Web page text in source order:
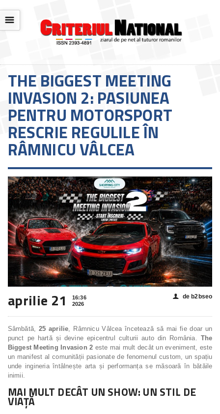
☰
THE BIGGEST MEETING
INVASION 2: PASIUNEA
PENTRU MOTORSPORT
RESCRIE REGULILE ÎN
RÂMNICU VÂLCEA
aprilie 21
16:36
2026
👤 de b2bseo
Sâmbătă, 25 aprilie, Râmnicu Vâlcea încetează să mai fie doar un
punct pe hartă și devine epicentrul culturii auto din România. The
Biggest Meeting Invasion 2 este mai mult decât un eveniment, este
un manifest al comunității pasionate de fenomenul custom, un spațiu
unde ingineria întâlnește arta și performanța se măsoară în bătăile
inimii.
MAI MULT DECÂT UN SHOW: UN STIL DE
VIAȚĂ